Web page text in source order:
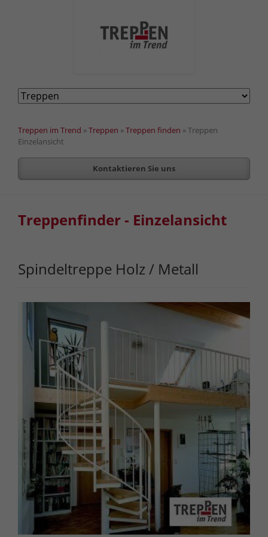
Navigation
überspringen
Treppen im Trend »Treppen »Treppen finden »Treppen
Einzelansicht
Kontaktieren Sie uns
Treppenfinder - Einzelansicht
Spindeltreppe Holz / Metall